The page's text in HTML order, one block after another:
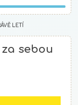
LETÍ
sebou